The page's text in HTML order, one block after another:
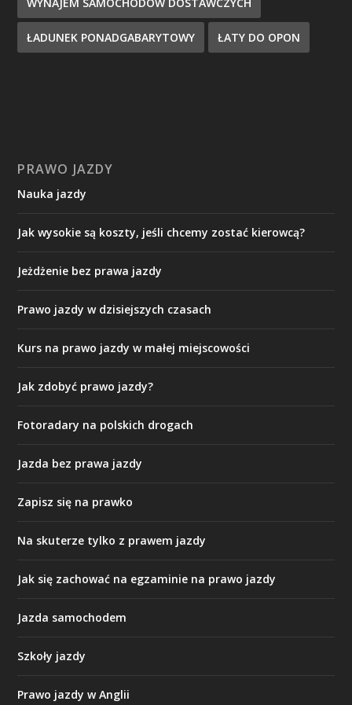
ŁADUNEK PONADGABARYTOWY ŁATY DO OPON
PRAWO JAZDY
Nauka jazdy
Jak wysokie są koszty, jeśli chcemy zostać kierowcą?
Jeżdżenie bez prawa jazdy
Prawo jazdy w dzisiejszych czasach
Kurs na prawo jazdy w małej miejscowości
Jak zdobyć prawo jazdy?
Fotoradary na polskich drogach
Jazda bez prawa jazdy
Zapisz się na prawko
Na skuterze tylko z prawem jazdy
Jak się zachować na egzaminie na prawo jazdy
Jazda samochodem
Szkoły jazdy
Prawo jazdy w Anglii